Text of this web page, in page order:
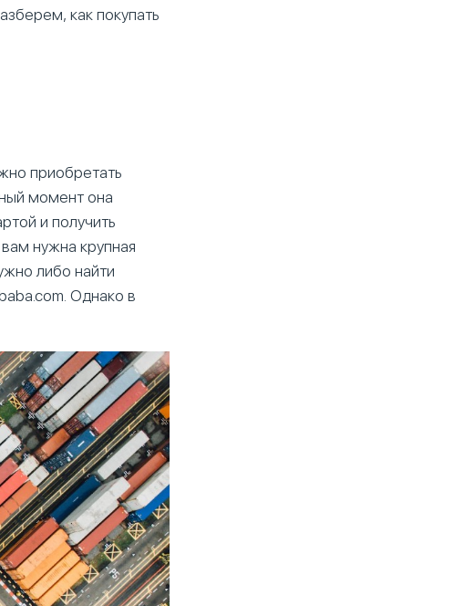
как покупать
приобретать
момент она
и получить
нужна крупная
либо найти
Однако в